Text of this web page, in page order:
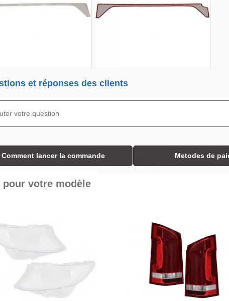
et réponses des clients
Comment lancer la commande Metodes de
pour votre modèle